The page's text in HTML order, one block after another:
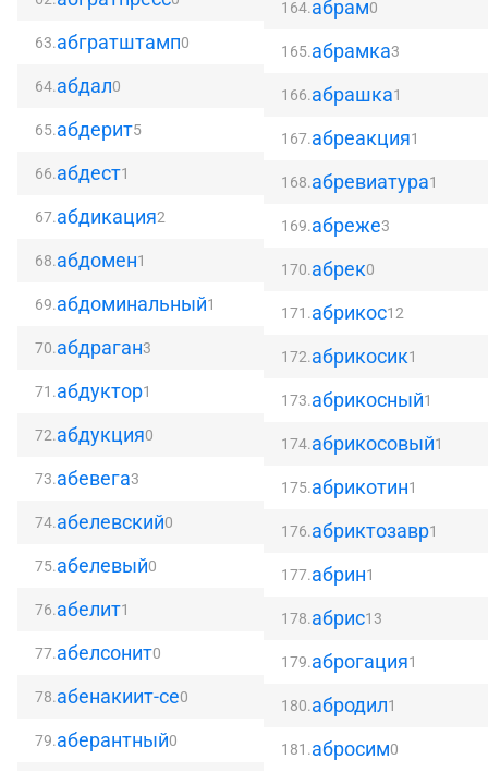
63.абгратштамп0
64.абдал0
65.абдерит5
66.абдест1
67.абдикация2
68.абдомен1
69.абдоминальный1
70.абдраган3
71.абдуктор1
72.абдукция0
73.абевега3
74.абелевский0
75.абелевый0
76.абелит1
77.абелсонит0
78.абенакиит-се0
79.аберантный0
164.абрам0
165.абрамка3
166.абрашка1
167.абреакция1
168.абревиатура1
169.абреже3
170.абрек0
171.абрикос12
172.абрикосик1
173.абрикосный1
174.абрикосовый1
175.абрикотин1
176.абриктозавр1
177.абрин1
178.абрис13
179.аброгация1
180.абродил1
181.абросим0